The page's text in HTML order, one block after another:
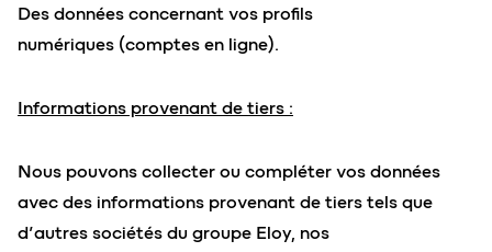
Des données concernant vos profils
numériques (comptes en ligne).
Informations provenant de tiers :
Nous pouvons collecter ou compléter vos données
avec des informations provenant de tiers tels que
d’autres sociétés du groupe Eloy, nos